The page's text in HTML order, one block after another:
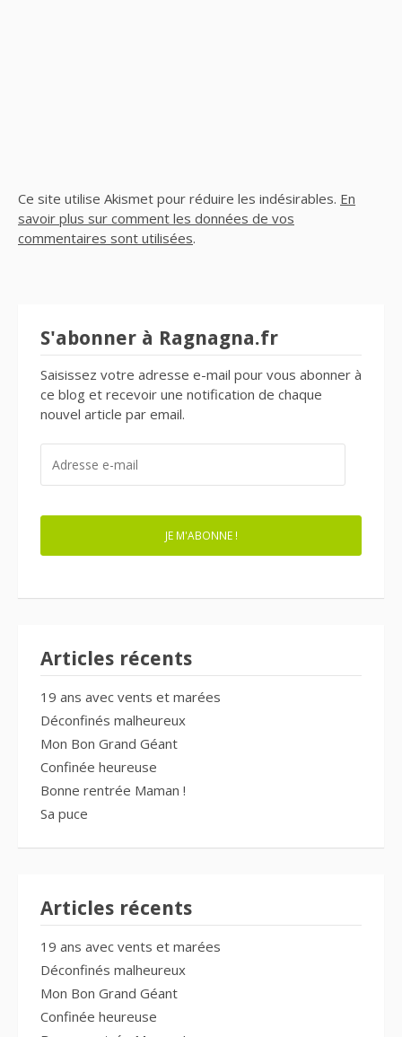
Ce site utilise Akismet pour réduire les indésirables. En
savoir plus sur comment les données de vos
commentaires sont utilisées.
S'abonner à Ragnagna.fr
Saisissez votre adresse e-mail pour vous abonner à
ce blog et recevoir une notification de chaque
nouvel article par email.
MAIL
JE M'ABONNE !
Articles récents
19 ans avec vents et marées
Déconfinés malheureux
Mon Bon Grand Géant
Confinée heureuse
Bonne rentrée Maman !
Sa puce
Articles récents
19 ans avec vents et marées
Déconfinés malheureux
Mon Bon Grand Géant
Confinée heureuse